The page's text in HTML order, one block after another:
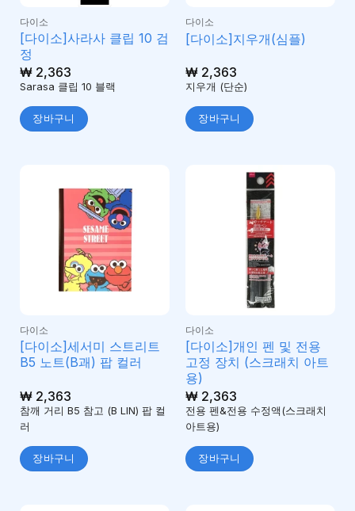
다이소
[다이소]사라사 클립 10 검
정
₩2,363
Sarasa 클립 10 블랙
장바구니
다이소
[다이소]지우개(심플)
₩2,363
지우개 (단순)
장바구니
다이소
[다이소]세서미 스트리트
B5 노트(B괘) 팝 컬러
₩2,363
참깨 거리 B5 참고 (B LIN) 팝 컬
러
장바구니
다이소
[다이소]개인 펜 및 전용
고정 장치 (스크래치 아트
용)
₩2,363
전용 펜&전용 수정액(스크래치
아트용)
장바구니